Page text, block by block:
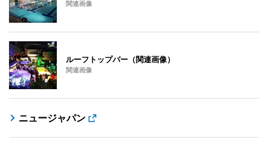
関連画像
ルーフトップバー（関連画像）
関連画像
ニュージャパン